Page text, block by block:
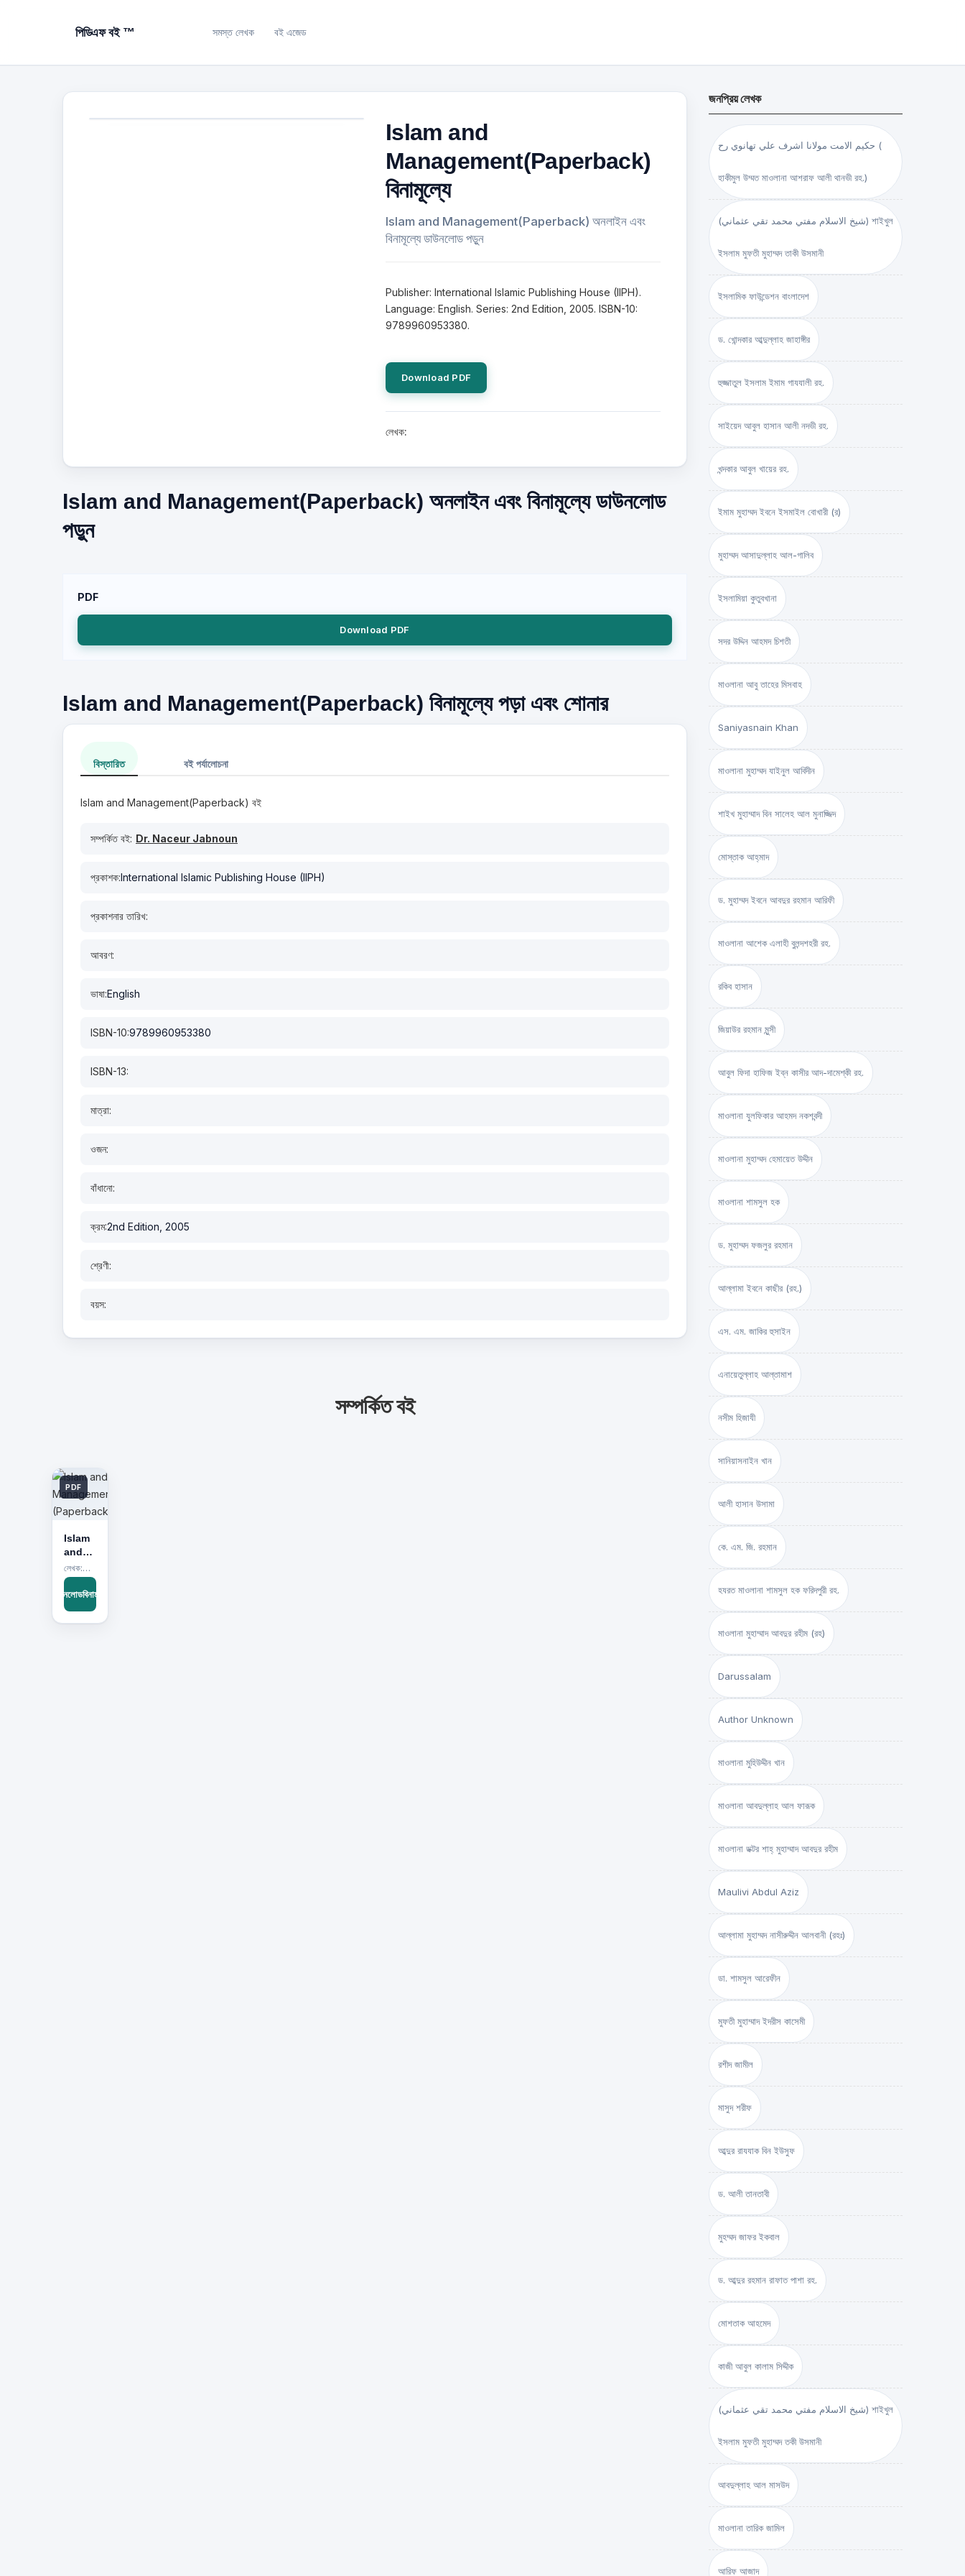
পিডিএফ বই ™ সমস্ত লেখক বই এজেড
Islam and
Management(Paperback)
বিনামূল্যে
Islam and Management(Paperback) অনলাইন এবং
বিনামূল্যে ডাউনলোড পড়ুন
Publisher: International Islamic Publishing House (IIPH).
Language: English. Series: 2nd Edition, 2005. ISBN-10:
9789960953380.
Download PDF
লেখক:
Islam and Management(Paperback) অনলাইন এবং বিনামূল্যে ডাউনলোড
পড়ুন
PDF
Download PDF
Islam and Management(Paperback) বিনামূল্যে পড়া এবং শোনার
বিস্তারিত বই পর্যালোচনা
Islam and Management(Paperback) বই
সম্পর্কিত বই: Dr. Naceur Jabnoun
প্রকাশক:International Islamic Publishing House (IIPH)
প্রকাশনার তারিখ:
আবরণ:
ভাষা:English
ISBN-10:9789960953380
ISBN-13:
মাত্রা:
ওজন:
বাঁধানো:
ক্রম:2nd Edition, 2005
শ্রেণী:
বয়স:
সম্পর্কিত বই
PDF
Islam
and
Management
(Paperback)
লেখক:Dr. Naceur Jabnoun
ডাউনলোডবিনামূল্যে
জনপ্রিয় লেখক
حكيم الامت مولانا اشرف علي تهانوي رح (
হাকীমুল উম্মত মাওলানা আশরাফ আলী থানভী রহ.)
(شيخ الاسلام مفتي محمد تقي عثماني) শাইখুল
ইসলাম মুফতী মুহাম্মদ তাকী উসমানী
ইসলামিক ফাউন্ডেশন বাংলাদেশ
ড. খোন্দকার আব্দুল্লাহ জাহাঙ্গীর
হুজ্জাতুল ইসলাম ইমাম গাযযালী রহ.
সাইয়েদ আবুল হাসান আলী নদভী রহ.
খন্দকার আবুল খায়ের রহ.
ইমাম মুহাম্মদ ইবনে ইসমাইল বোখারী (র)
মুহাম্মদ আসাদুল্লাহ আল-গালিব
ইসলামিয়া কুতুবখানা
সদর উদ্দিন আহমদ চিশতী
মাওলানা আবু তাহের মিসবাহ
Saniyasnain Khan
মাওলানা মুহাম্মদ যাইনুল আবিদীন
শাইখ মুহাম্মাদ বিন সালেহ আল মুনাজ্জিদ
মোস্তাক আহ্‌মাদ
ড. মুহাম্মদ ইবনে আবদুর রহমান আরিফী
মাওলানা আশেক এলাহী বুলন্দশহরী রহ.
রকিব হাসান
জিয়াউর রহমান মুন্সী
আবুল ফিদা হাফিজ ইব্‌ন কাসীর আদ-দামেশ্‌কী রহ.
মাওলানা যুলফিকার আহমদ নকশবন্দী
মাওলানা মুহাম্মদ হেমায়েত উদ্দীন
মাওলানা শামসুল হক
ড. মুহাম্মদ ফজলুর রহমান
আল্লামা ইবনে কাছীর (রহ.)
এস. এম. জাকির হুসাইন
এনায়েতুল্লাহ আল্‌তামাশ
নসীম হিজাযী
সানিয়াসনাইন খান
আলী হাসান উসামা
কে. এম. জি. রহমান
হযরত মাওলানা শামসুল হক ফরিদপুরী রহ.
মাওলানা মুহাম্মাদ আবদুর রহীম (রহ)
Darussalam
Author Unknown
মাওলানা মুহিউদ্দীন খান
মাওলানা আবদুল্লাহ আল ফারূক
মাওলানা ডক্টর শাহ্‌ মুহাম্মাদ আবদুর রহীম
Maulivi Abdul Aziz
আল্লামা মুহাম্মদ নাসীরুদ্দীন আলবানী (রহঃ)
ডা. শামসুল আরেফীন
মুফতী মুহাম্মাদ ইদরীস কাসেমী
রশীদ জামীল
মাসুদ শরীফ
আব্দুর রাযযাক বিন ইউসুফ
ড. আলী তানতাবী
মুহম্মদ জাফর ইকবাল
ড. আব্দুর রহমান রাফাত পাশা রহ.
মোশতাক আহমেদ
কাজী আবুল কালাম সিদ্দীক
(شيخ الاسلام مفتي محمد تقي عثماني) শাইখুল
ইসলাম মুফতী মুহাম্মদ তকী উসমানী
আবদুল্লাহ আল মাসউদ
মাওলানা তারিক জামিল
আরিফ আজাদ